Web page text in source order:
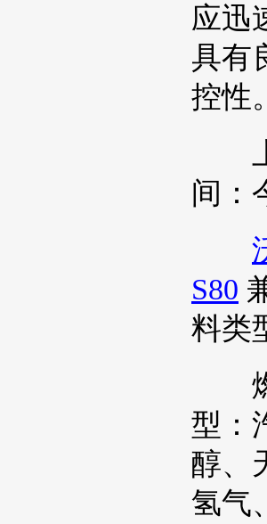
应迅
具有
控性
间：
S80
料类
燃
型：
醇、
氢气